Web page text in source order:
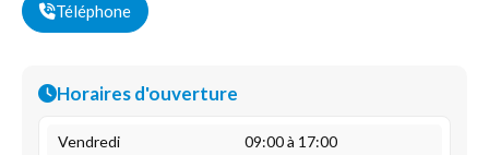
Téléphone
Horaires d'ouverture
Vendredi
09:00 à 17:00